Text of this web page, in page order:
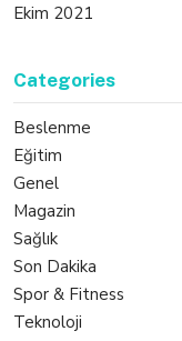
Ekim 2021
Categories
Beslenme
Eğitim
Genel
Magazin
Sağlık
Son Dakika
Spor & Fitness
Teknoloji